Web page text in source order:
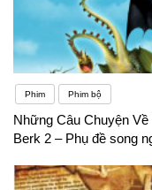
Phim Phim bộ
Những Câu Chuyện
Berk 2 – Phụ đề song